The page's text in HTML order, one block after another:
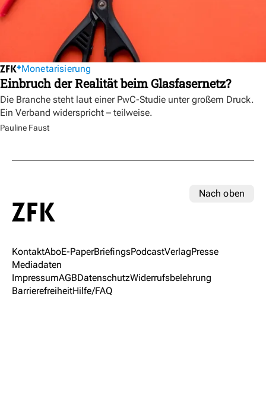
Monetarisierung
Einbruch der Realität beim Glasfasernetz?
Die Branche steht laut einer PwC-Studie unter großem Druck.
Ein Verband widerspricht – teilweise.
Pauline Faust
Nach oben
KontaktAboE-PaperBriefingsPodcastVerlagPresse
Mediadaten
ImpressumAGBDatenschutzWiderrufsbelehrung
BarrierefreiheitHilfe/FAQ